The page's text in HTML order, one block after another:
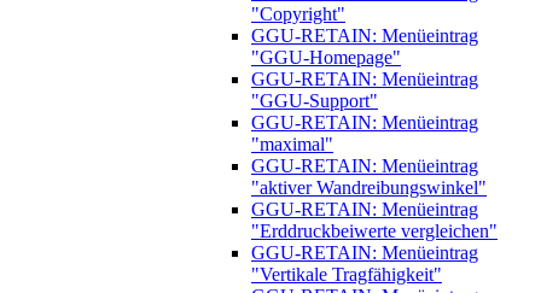
"Copyright"
GGU-RETAIN: Menüeintrag
"GGU-Homepage"
GGU-RETAIN: Menüeintrag
"GGU-Support"
GGU-RETAIN: Menüeintrag
"maximal"
GGU-RETAIN: Menüeintrag
"aktiver Wandreibungswinkel"
GGU-RETAIN: Menüeintrag
"Erddruckbeiwerte vergleichen"
GGU-RETAIN: Menüeintrag
"Vertikale Tragfähigkeit"